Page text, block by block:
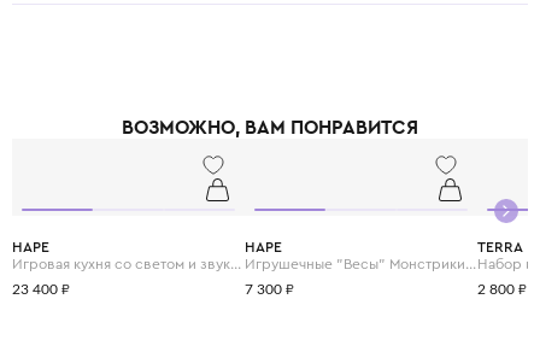
ВОЗМОЖНО, ВАМ ПОНРАВИТСЯ
HAPE
Игровая кухня со светом и звуком "Готовим вместе"
23 400 ₽
HAPE
Игрушечные "Весы" Монстрики с брошюрой примеров на сложение и состав числа
7 300 ₽
TERRA
2 800 ₽